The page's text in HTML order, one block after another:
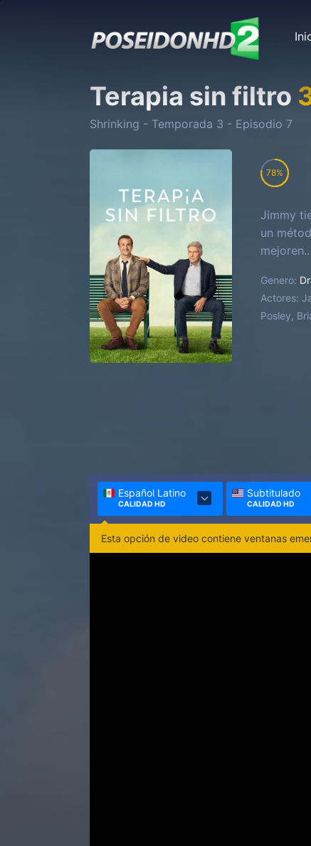
Terapia sin filtro
Shrinking - Temporada 3 - Episodio 7
78
Jimmy
un
Genero:
Actores:
Posley,
Español Latino
CALIDAD HD
Subtitulado
CALIDAD HD
Esta opción de video contiene ventanas